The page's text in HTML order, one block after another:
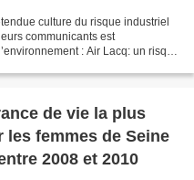
culture du risque industriel
communicants est
: Air Lacq: un risque
de vie la plus
les femmes de Seine
entre 2008 et 2010